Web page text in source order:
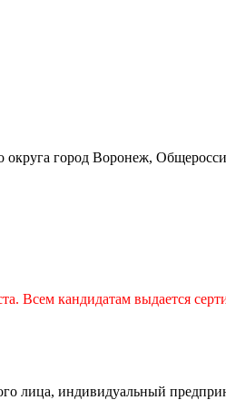
город Воронеж,
Всем кандидатам выдается
лица, индивидуальный